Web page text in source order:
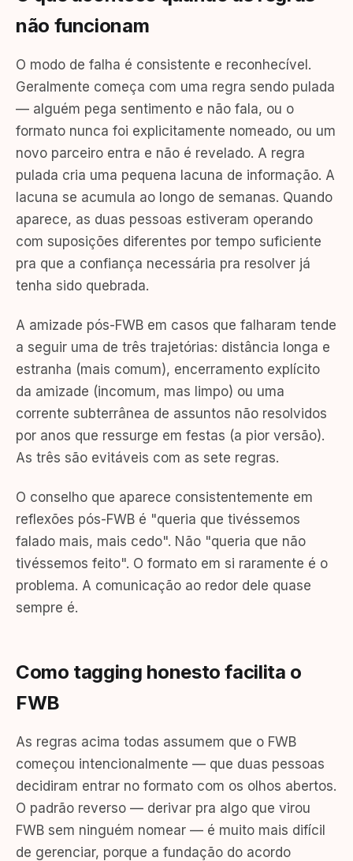
não funcionam
O modo de falha é consistente e reconhecível.
Geralmente começa com uma regra sendo pulada
— alguém pega sentimento e não fala, ou o
formato nunca foi explicitamente nomeado, ou um
novo parceiro entra e não é revelado. A regra
pulada cria uma pequena lacuna de informação. A
lacuna se acumula ao longo de semanas. Quando
aparece, as duas pessoas estiveram operando
com suposições diferentes por tempo suficiente
pra que a confiança necessária pra resolver já
tenha sido quebrada.
A amizade pós-FWB em casos que falharam tende
a seguir uma de três trajetórias: distância longa e
estranha (mais comum), encerramento explícito
da amizade (incomum, mas limpo) ou uma
corrente subterrânea de assuntos não resolvidos
por anos que ressurge em festas (a pior versão).
As três são evitáveis com as sete regras.
O conselho que aparece consistentemente em
reflexões pós-FWB é "queria que tivéssemos
falado mais, mais cedo". Não "queria que não
tivéssemos feito". O formato em si raramente é o
problema. A comunicação ao redor dele quase
sempre é.
Como tagging honesto facilita o
FWB
As regras acima todas assumem que o FWB
começou intencionalmente — que duas pessoas
decidiram entrar no formato com os olhos abertos.
O padrão reverso — derivar pra algo que virou
FWB sem ninguém nomear — é muito mais difícil
de gerenciar, porque a fundação do acordo